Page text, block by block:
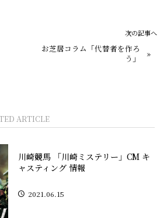
次の記事へ
お芝居コラム「代替者を作ろ
う」
»
ARTICLE
川崎競馬 「川崎ミステリー」CM キ
ャスティング 情報
2021.06.15